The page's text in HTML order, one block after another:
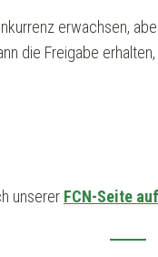
erwachsen,
die Freigabe
unserer FCN-Seite